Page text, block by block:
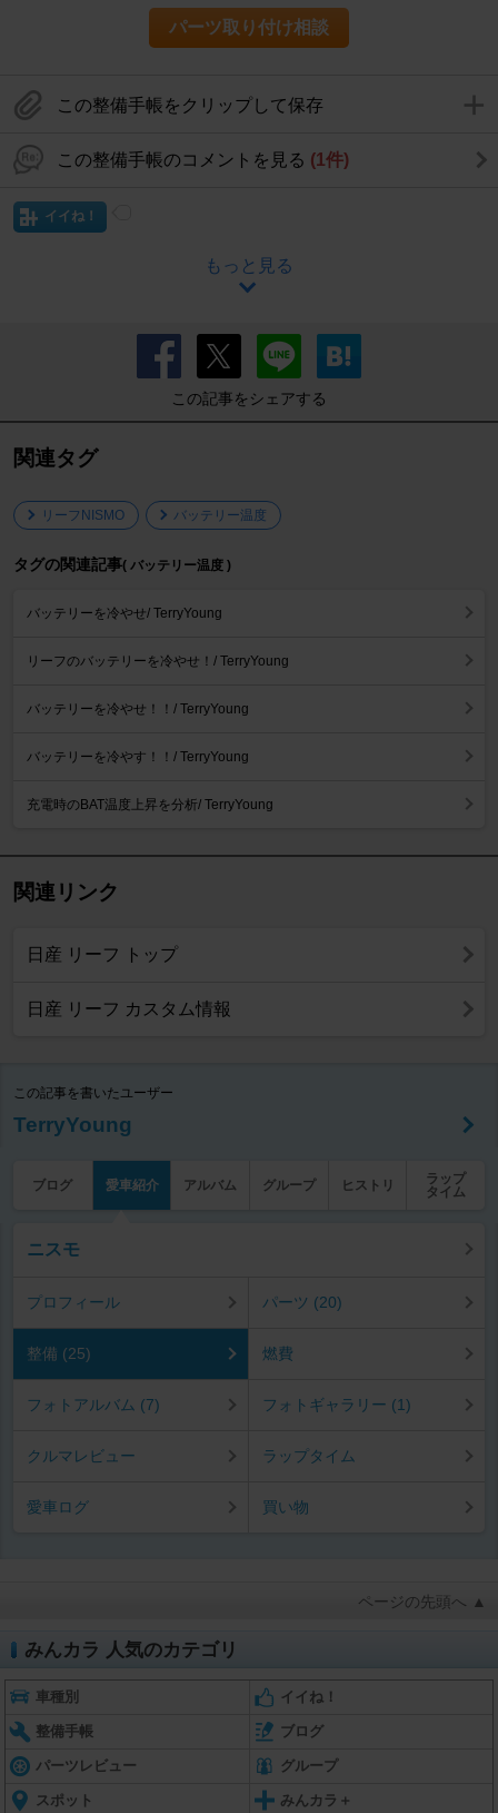
パーツ取り付け相談
この整備手帳をクリップして保存
この整備手帳のコメントを見る (1件)
イイね！
もっと見る
この記事をシェアする
関連タグ
リーフNISMO バッテリー温度
タグの関連記事( バッテリー温度 )
バッテリーを冷やせ/ TerryYoung
リーフのバッテリーを冷やせ！/ TerryYoung
バッテリーを冷やせ！！/ TerryYoung
バッテリーを冷やす！！/ TerryYoung
充電時のBAT温度上昇を分析/ TerryYoung
関連リンク
日産 リーフ トップ
日産 リーフ カスタム情報
この記事を書いたユーザー
TerryYoung
ブログ 愛車紹介 アルバム グループ ヒストリ
ラップ
タイム
ニスモ
プロフィール パーツ (20)
整備 (25) 燃費
フォトアルバム (7) フォトギャラリー (1)
クルマレビュー ラップタイム
愛車ログ 買い物
ページの先頭へ ▲
みんカラ 人気のカテゴリ
車種別 イイね！
整備手帳 ブログ
パーツレビュー グループ
スポット みんカラ＋